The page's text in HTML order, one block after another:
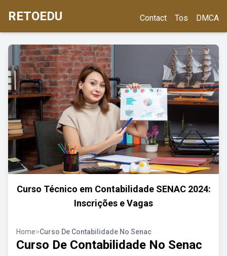
RETOEDU Contact Tos DMCA
Curso Técnico em Contabilidade SENAC 2024:
Inscrições e Vagas
Home>Curso De Contabilidade No Senac
Curso De Contabilidade No Senac